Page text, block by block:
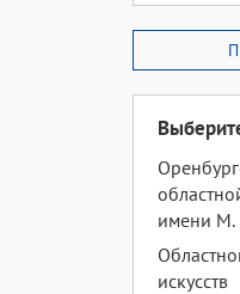
имени М.
искусств